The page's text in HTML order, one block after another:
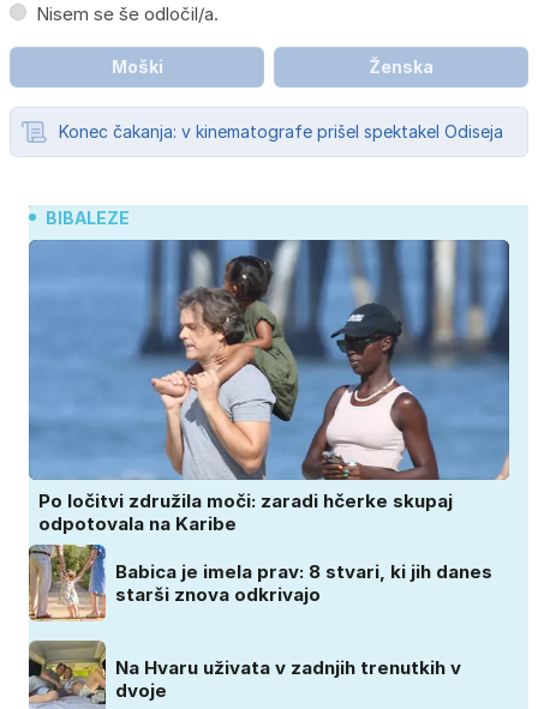
Nisem se še odločil/a.
Moški Ženska
Konec čakanja: v kinematografe prišel spektakel Odiseja
BIBALEZE
Po ločitvi združila moči: zaradi hčerke skupaj
odpotovala na Karibe
Babica je imela prav: 8 stvari, ki jih danes
starši znova odkrivajo
Na Hvaru uživata v zadnjih trenutkih v
dvoje